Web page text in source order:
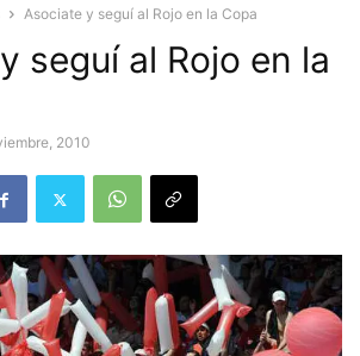
Asociate y seguí al Rojo en la Copa
seguí al Rojo en la
2010